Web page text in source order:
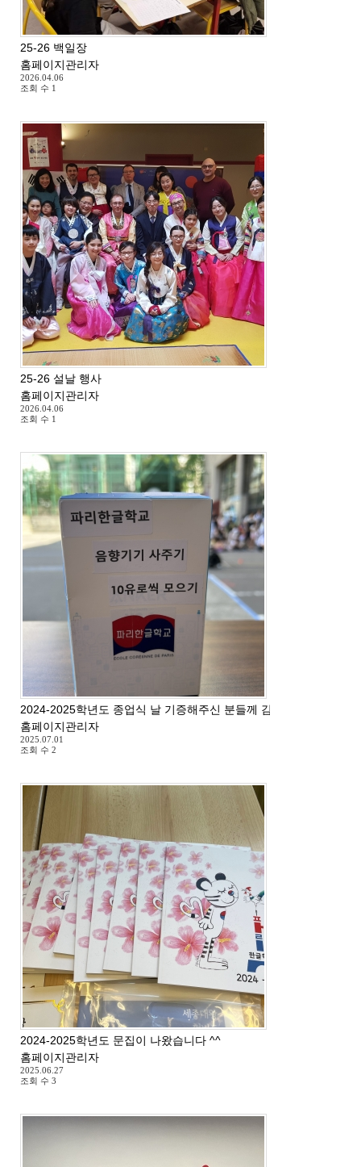
25-26 백일장
홈페이지관리자
2026.04.06
조회 수 1
25-26 설날 행사
홈페이지관리자
2026.04.06
조회 수 1
2024-2025학년도 종업식 날 기증해주신 분들께 감사드립니다.
홈페이지관리자
2025.07.01
조회 수 2
2024-2025학년도 문집이 나왔습니다 ^^
홈페이지관리자
2025.06.27
조회 수 3